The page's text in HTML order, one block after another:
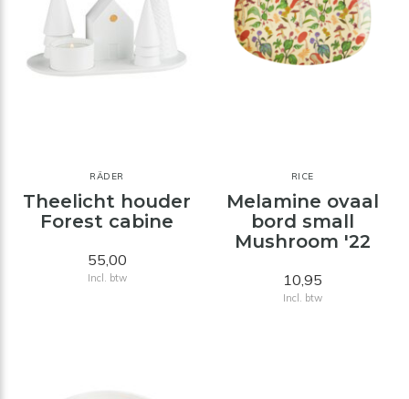
RÄDER
Theelicht houder
Forest cabine
55,00
Incl. btw
RICE
Melamine ovaal
bord small
Mushroom '22
10,95
Incl. btw